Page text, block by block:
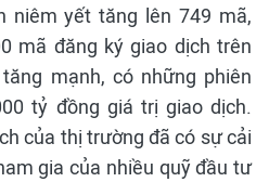
niêm yết tăng lên 749 mã,
mã đăng ký giao dịch trên
mạnh, có những phiên
tỷ đồng giá trị giao dịch.
của thị trường đã có sự cải
gia của nhiều quỹ đầu tư